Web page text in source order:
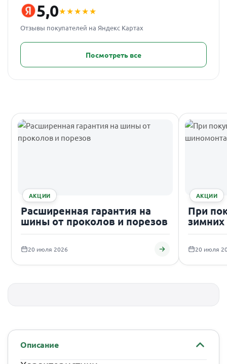
5,0★★★★★
Отзывы покупателей на Яндекс Картах
Посмотреть все
АКЦИИ
Расширенная гарантия на
шины от проколов и порезов
20 июля 2026
АКЦИИ
При
20 июля
Описание